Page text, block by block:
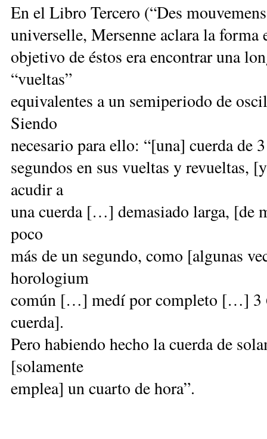
En el Libro Tercero (“Des
universelle, Mersenne aclara la
objetivo de éstos era encontrar una
“vueltas”
equivalentes a un semiperiodo de
Siendo
necesario para ello: “[una] cuerda de
segundos en sus vueltas y revueltas,
acudir a
una cuerda […] demasiado larga, [de
poco
más de un segundo, como [algunas
horologium
común […] medí por completo […] 3
cuerda].
Pero habiendo hecho la cuerda de
[solamente
emplea] un cuarto de hora”.